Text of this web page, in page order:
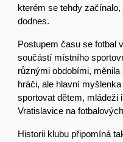
kterém se tehdy
dodnes.
Postupem času se fotbal
součástí místního
různými obdobími,
hráči, ale hlavní
sportovat dětem, mládeži
Vratislavice na
Historii klubu připomíná